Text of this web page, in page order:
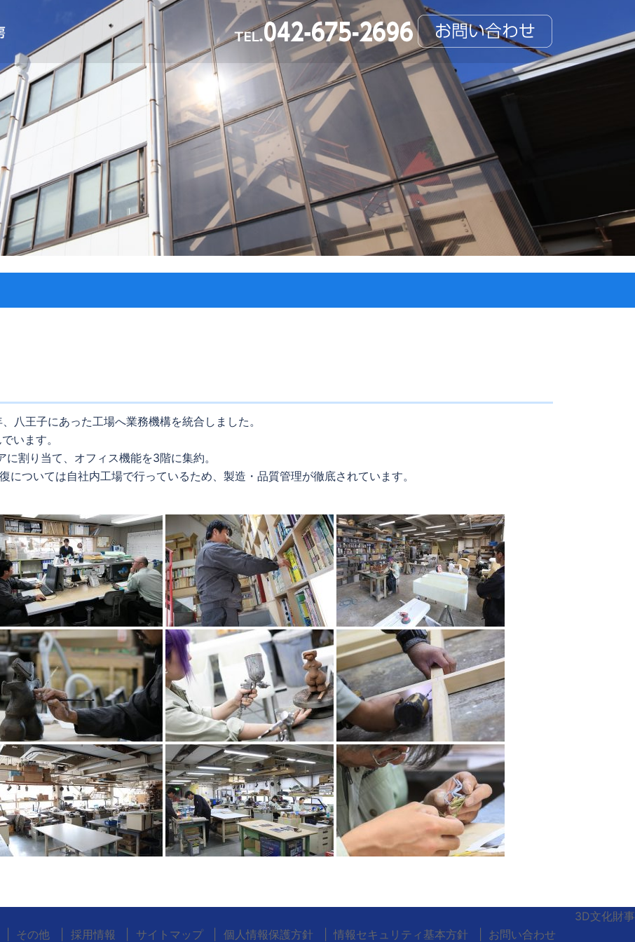
八王子にあった工場へ業務機構を統合しました。
います。
割り当て、オフィス機能を3階に集約。
については自社内工場で行っているため、製造・品質管理が徹底されています。
3D文化財事
その他 採用情報 サイトマップ 個人情報保護方針 情報セキュリティ基本方針 お問い合わせ